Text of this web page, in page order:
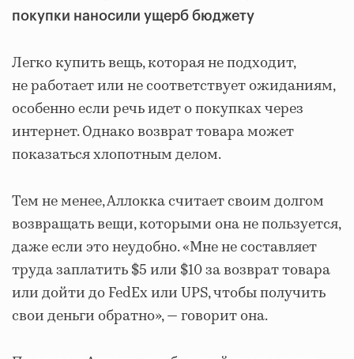
покупки наносили ущерб бюджету
Легко купить вещь, которая не подходит,
не работает или не соответствует ожиданиям,
особенно если речь идет о покупках через
интернет. Однако возврат товара может
показаться хлопотным делом.
Тем не менее, Аллокка считает своим долгом
возвращать вещи, которыми она не пользуется,
даже если это неудобно. «Мне не составляет
труда заплатить $5 или $10 за возврат товара
или дойти до FedEx или UPS, чтобы получить
свои деньги обратно», — говорит она.